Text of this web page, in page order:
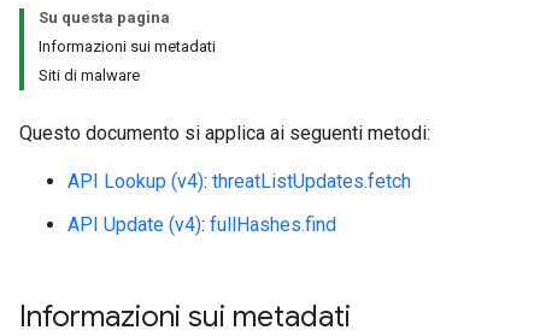
Su questa pagina
Informazioni sui metadati
Siti di malware
Questo documento si applica ai seguenti metodi:
API Lookup (v4): threatListUpdates.fetch
API Update (v4): fullHashes.find
Informazioni sui metadati